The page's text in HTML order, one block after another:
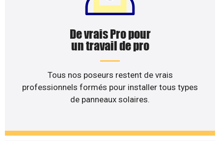
De vrais Pro pour
un travail de pro
Tous nos poseurs restent de vrais
professionnels formés pour installer tous types
de panneaux solaires.